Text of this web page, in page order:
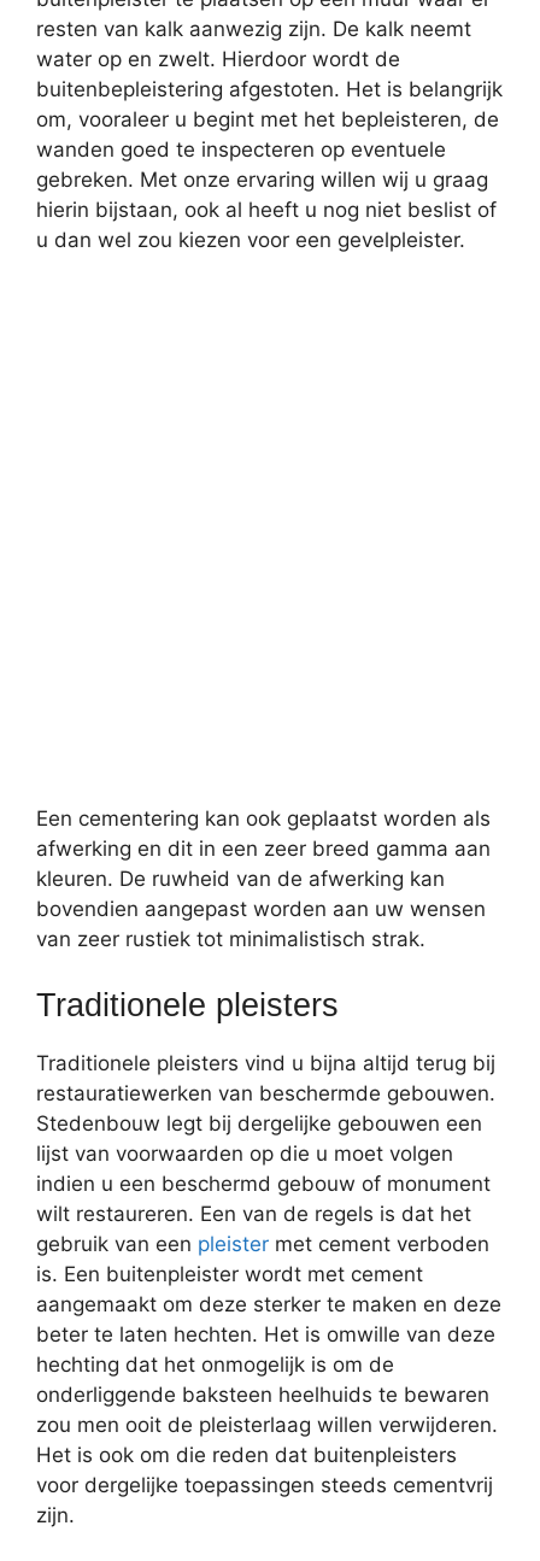
resten van kalk aanwezig zijn. De kalk neemt
water op en zwelt. Hierdoor wordt de
buitenbepleistering afgestoten. Het is belangrijk
om, vooraleer u begint met het bepleisteren, de
wanden goed te inspecteren op eventuele
gebreken. Met onze ervaring willen wij u graag
hierin bijstaan, ook al heeft u nog niet beslist of
u dan wel zou kiezen voor een gevelpleister.
Een cementering kan ook geplaatst worden als
afwerking en dit in een zeer breed gamma aan
kleuren. De ruwheid van de afwerking kan
bovendien aangepast worden aan uw wensen
van zeer rustiek tot minimalistisch strak.
Traditionele pleisters
Traditionele pleisters vind u bijna altijd terug bij
restauratiewerken van beschermde gebouwen.
Stedenbouw legt bij dergelijke gebouwen een
lijst van voorwaarden op die u moet volgen
indien u een beschermd gebouw of monument
wilt restaureren. Een van de regels is dat het
gebruik van een pleister met cement verboden
is. Een buitenpleister wordt met cement
aangemaakt om deze sterker te maken en deze
beter te laten hechten. Het is omwille van deze
hechting dat het onmogelijk is om de
onderliggende baksteen heelhuids te bewaren
zou men ooit de pleisterlaag willen verwijderen.
Het is ook om die reden dat buitenpleisters
voor dergelijke toepassingen steeds cementvrij
zijn.